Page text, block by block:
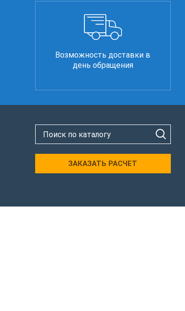
Возможность доставки в
день обращения
ЗАКАЗАТЬ РАСЧЕТ